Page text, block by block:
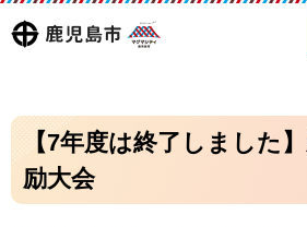
鹿児島
マグ
マシ
【7年度は終了しました
励大会